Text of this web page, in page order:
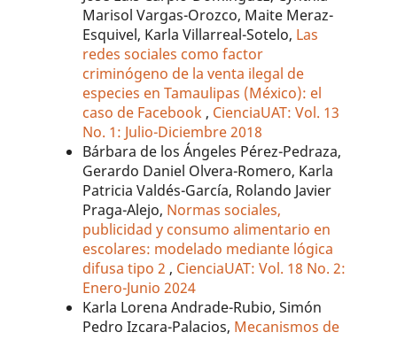
Marisol Vargas-Orozco, Maite Meraz-
Esquivel, Karla Villarreal-Sotelo, Las
redes sociales como factor
criminógeno de la venta ilegal de
especies en Tamaulipas (México): el
caso de Facebook , CienciaUAT: Vol. 13
No. 1: Julio-Diciembre 2018
Bárbara de los Ángeles Pérez-Pedraza,
Gerardo Daniel Olvera-Romero, Karla
Patricia Valdés-García, Rolando Javier
Praga-Alejo, Normas sociales,
publicidad y consumo alimentario en
escolares: modelado mediante lógica
difusa tipo 2 , CienciaUAT: Vol. 18 No. 2:
Enero-Junio 2024
Karla Lorena Andrade-Rubio, Simón
Pedro Izcara-Palacios, Mecanismos de